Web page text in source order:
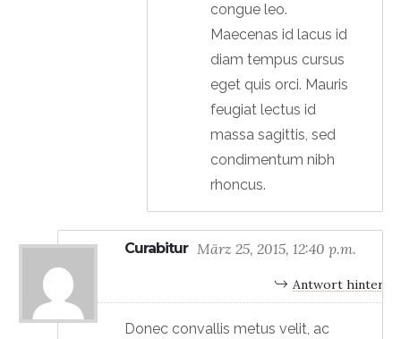
congue leo.
Maecenas id lacus id
diam tempus cursus
eget quis orci. Mauris
feugiat lectus id
massa sagittis, sed
condimentum nibh
rhoncus.
Curabitur März 25, 2015, 12:40 p.m.
Antwort
Donec convallis metus velit, ac